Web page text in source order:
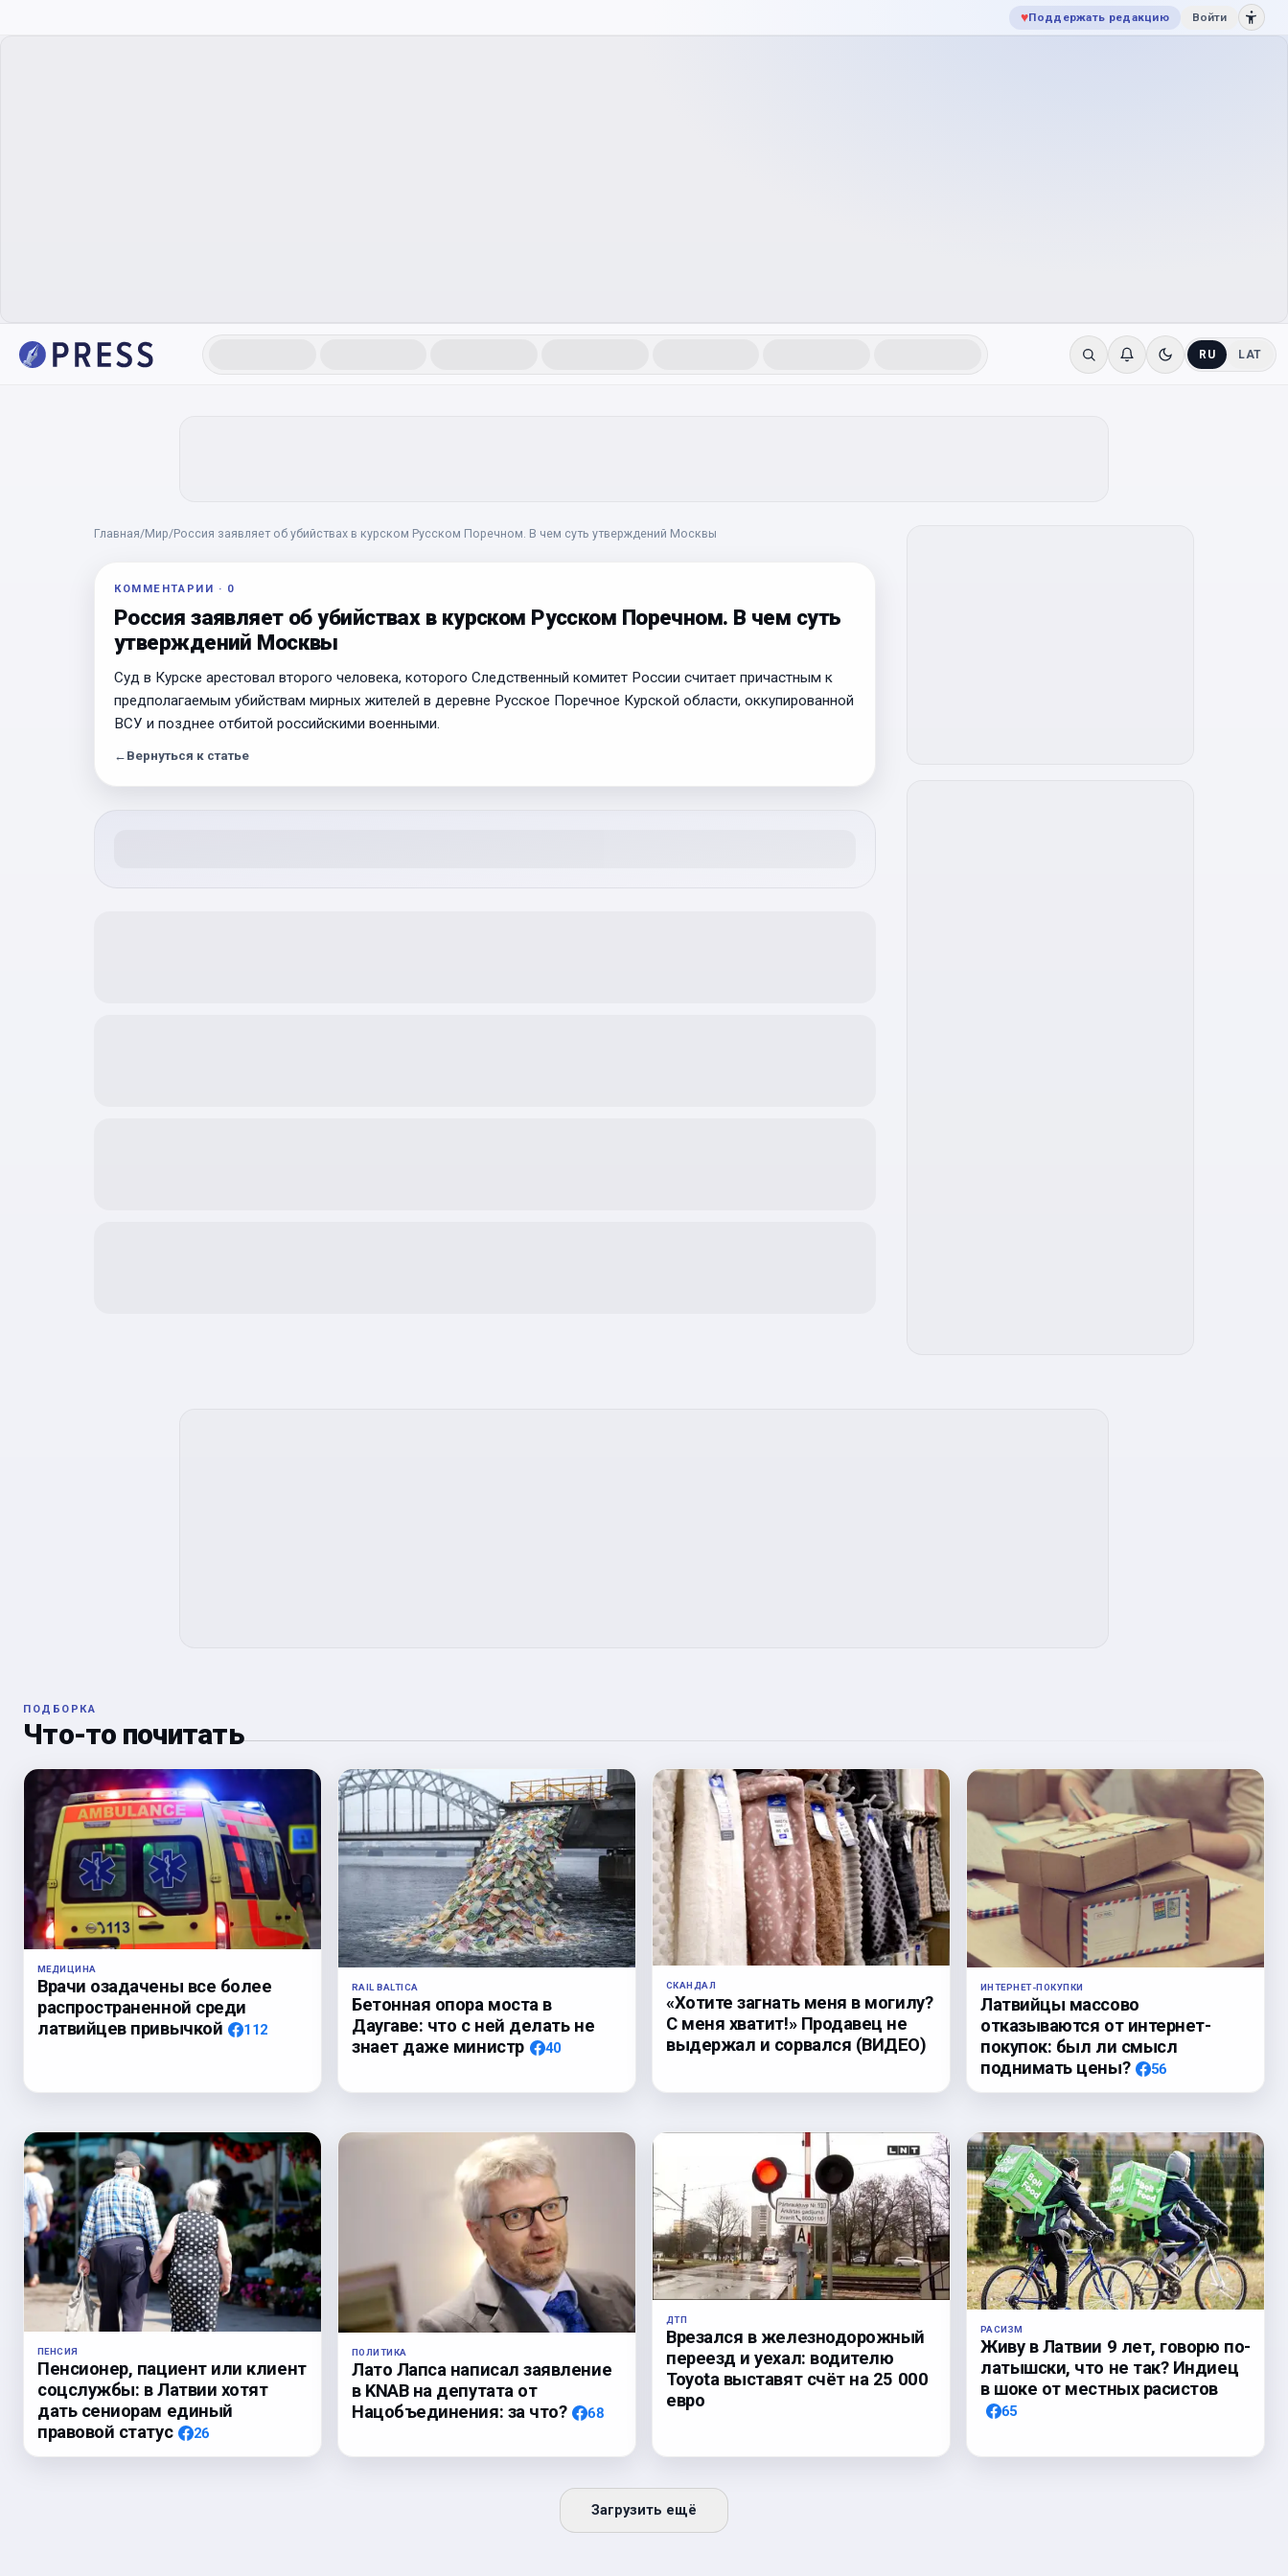
♥Поддержать редакцию Войти
RU LAT
Главная/Мир/Россия заявляет об убийствах в курском Русском Поречном. В чем суть утверждений Москвы
КОММЕНТАРИИ · 0
Россия заявляет об убийствах в курском Русском Поречном. В чем суть
утверждений Москвы
Суд в Курске арестовал второго человека, которого Следственный комитет России считает причастным к
предполагаемым убийствам мирных жителей в деревне Русское Поречное Курской области, оккупированной
ВСУ и позднее отбитой российскими военными.
← Вернуться к статье
ПОДБОРКА
Что-то почитать
МЕДИЦИНА
Врачи озадачены все более
распространенной среди
латвийцев привычкой
112
RAIL BALTICA
Бетонная опора моста в
Даугаве: что с ней делать не
знает даже министр
40
СКАНДАЛ
«Хотите загнать меня в могилу?
С меня хватит!» Продавец не
выдержал и сорвался (ВИДЕО)
ИНТЕРНЕТ-ПОКУПКИ
Латвийцы массово
отказываются от интернет-
покупок: был ли смысл
поднимать цены?
56
ПЕНСИЯ
Пенсионер, пациент или клиент
соцслужбы: в Латвии хотят
дать сениорам единый
правовой статус
26
ПОЛИТИКА
Лато Лапса написал заявление
в KNAB на депутата от
Нацобъединения: за что?
68
ДТП
Врезался в железнодорожный
переезд и уехал: водителю
Toyota выставят счёт на 25 000
евро
РАСИЗМ
Живу в Латвии 9 лет, говорю по-
латышски, что не так? Индиец
в шоке от местных расистов
65
Загрузить ещё